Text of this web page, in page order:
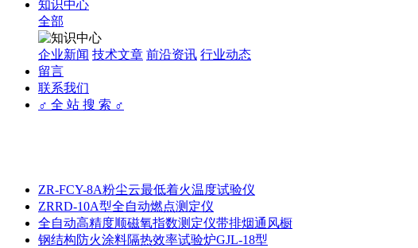
知识中心
全部
企业新闻 技术文章 前沿资讯 行业动态
留言
联系我们
♂ 全 站 搜 索 ♂
ZR-FCY-8A粉尘云最低着火温度试验仪
ZRRD-10A型全自动燃点测定仪
全自动高精度顺磁氧指数测定仪带排烟通风橱
钢结构防火涂料隔热效率试验炉GJL-18型